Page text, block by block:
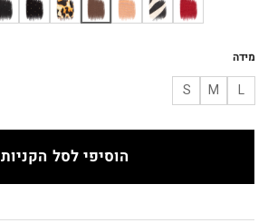
מידה
L
M
S
הוסיפי לסל הקניות